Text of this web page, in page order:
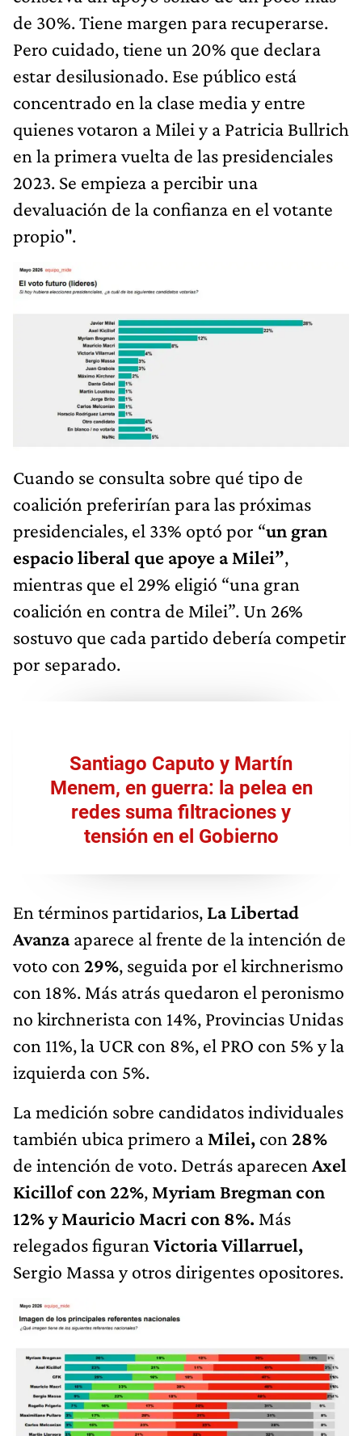
de 30%. Tiene margen para recuperarse.
Pero cuidado, tiene un 20% que declara
estar desilusionado. Ese público está
concentrado en la clase media y entre
quienes votaron a Milei y a Patricia Bullrich
en la primera vuelta de las presidenciales
2023. Se empieza a percibir una
devaluación de la confianza en el votante
propio".
Cuando se consulta sobre qué tipo de
coalición preferirían para las próximas
presidenciales, el 33% optó por “un gran
espacio liberal que apoye a Milei”,
mientras que el 29% eligió “una gran
coalición en contra de Milei”. Un 26%
sostuvo que cada partido debería competir
por separado.
Santiago Caputo y Martín
Menem, en guerra: la pelea en
redes suma filtraciones y
tensión en el Gobierno
En términos partidarios, La Libertad
Avanzaaparece al frente de la intención de
voto con 29%, seguida por el kirchnerismo
con 18%. Más atrás quedaron el peronismo
no kirchnerista con 14%, Provincias Unidas
con 11%, la UCR con 8%, el PRO con 5% y la
izquierda con 5%.
La medición sobre candidatos individuales
también ubica primero a Milei, con 28%
de intención de voto. Detrás aparecen Axel
Kicillof con 22%, Myriam Bregman con
12% y Mauricio Macri con 8%. Más
relegados figuran Victoria Villarruel,
Sergio Massa y otros dirigentes opositores.